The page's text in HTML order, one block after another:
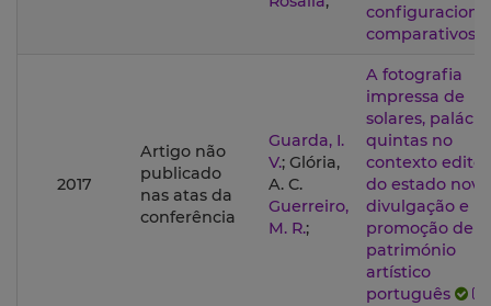
comparativos
2017
Artigo não
publicado
nas atas da
conferência
Guarda, I.
V.; Glória,
A. C.
Guerreiro,
M. R.;
A fotografia
impressa de
solares,
quintas no
contexto
do estado
divulgação e
promoção de
património
artístico
português